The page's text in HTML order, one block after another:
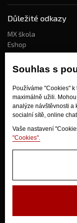
Souhlas s
Používáme "Cookies"
maximálně užili.
analýze návštěvnosti a
socialní sítě, online
Vaše nastavení
"Cookies".
Důležité odkazy
MX škola
Eshop
Kdo jsme?
Jak nakupovat?
Obchodní podmínky
Doprava
Odstoupení od kupní
280 02 Kolín